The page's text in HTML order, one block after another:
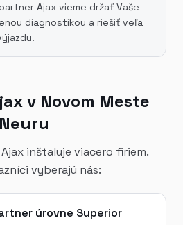
Ajax vieme držať Vaše
diagnostikou a riešiť veľa
v Novom Meste
inštaluje viacero firiem.
vyberajú nás:
úrovne Superior